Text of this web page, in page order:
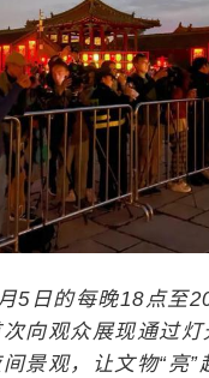
5日的每晚18点至
向观众展现通过
景观，让文物“亮”